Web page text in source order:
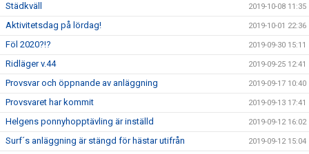
Städkväll 2019-10-08 11:35
Aktivitetsdag på lördag! 2019-10-01 22:36
Föl 2020?!? 2019-09-30 15:11
Ridläger v.44 2019-09-25 12:41
Provsvar och öppnande av anläggning 2019-09-17 10:40
Provsvaret har kommit 2019-09-13 17:41
Helgens ponnyhopptävling är inställd 2019-09-12 16:02
Surf´s anläggning är stängd för hästar utifrån 2019-09-12 15:04